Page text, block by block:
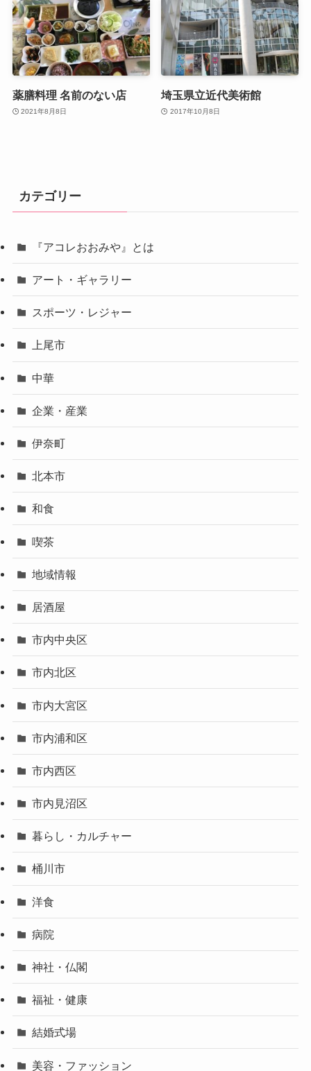
薬膳料理 名前のない店
2021年8月8日
埼玉県立近代美術館
2017年10月8日
カテゴリー
『アコレおおみや』とは
アート・ギャラリー
スポーツ・レジャー
上尾市
中華
企業・産業
伊奈町
北本市
和食
喫茶
地域情報
居酒屋
市内中央区
市内北区
市内大宮区
市内浦和区
市内西区
市内見沼区
暮らし・カルチャー
桶川市
洋食
病院
神社・仏閣
福祉・健康
結婚式場
美容・ファッション